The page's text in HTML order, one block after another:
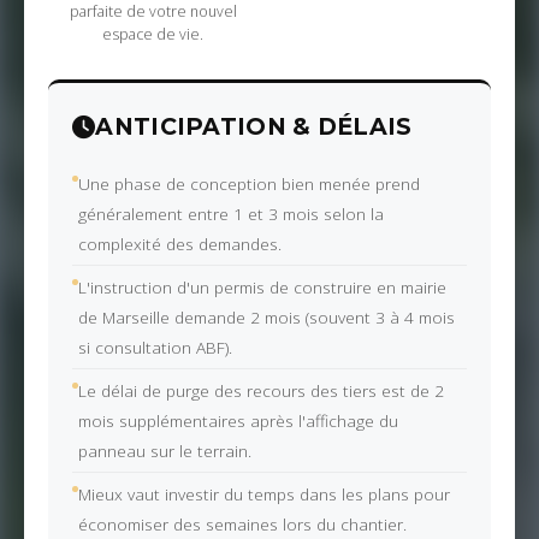
parfaite de votre nouvel
espace de vie.
ANTICIPATION & DÉLAIS
Une phase de conception bien menée prend
généralement entre 1 et 3 mois selon la
complexité des demandes.
L'instruction d'un permis de construire en mairie
de Marseille demande 2 mois (souvent 3 à 4 mois
si consultation ABF).
Le délai de purge des recours des tiers est de 2
mois supplémentaires après l'affichage du
panneau sur le terrain.
Mieux vaut investir du temps dans les plans pour
économiser des semaines lors du chantier.